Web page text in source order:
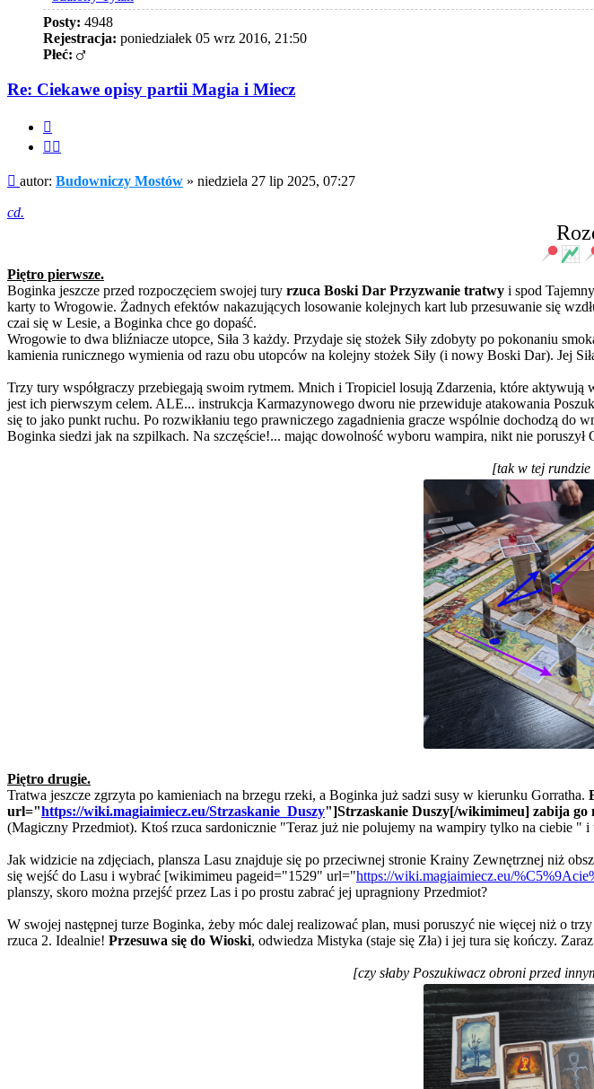
Posty: 4948
Rejestracja: poniedziałek 05 wrz 2016, 21:50
Płeć:
Re: Ciekawe opisy partii Magia i Miecz
Post
autor: Budowniczy Mostów » niedziela 27 lip 2025, 07:27
cd.
Piętro pierwsze.
Boginka jeszcze przed rozpoczęciem swojej tury rzuca Boski Dar Przyzwanie tratwy i spod
karty to Wrogowie. Żadnych efektów nakazujących losowanie kolejnych kart lub przesuwanie się
czai się w Lesie, a Boginka chce go dopaść.
Wrogowie to dwa bliźniacze utopce, Siła 3 każdy. Przydaje się stożek Siły zdobyty po pokonaniu
kamienia runicznego wymienia od razu obu utopców na kolejny stożek Siły (i nowy Boski Dar). Jej
Trzy tury współgraczy przebiegają swoim rytmem. Mnich i Tropiciel losują Zdarzenia, które
jest ich pierwszym celem. ALE... instrukcja Karmazynowego dworu nie przewiduje atakowania
się to jako punkt ruchu. Po rozwikłaniu tego prawniczego zagadnienia gracze wspólnie dochodzą
Boginka siedzi jak na szpilkach. Na szczęście!... mając dowolność wyboru wampira, nikt nie poruszył
[tak w tej
Piętro drugie.
Tratwa jeszcze zgrzyta po kamieniach na brzegu rzeki, a Boginka już sadzi susy w kierunku Gorratha.
url="https://wiki.magiaimiecz.eu/Strzaskanie_Duszy"]Strzaskanie Duszy[/wikimimeu] zabija go
(Magiczny Przedmiot). Ktoś rzuca sardonicznie "Teraz już nie polujemy na wampiry tylko na ciebie "
Jak widzicie na zdjęciach, plansza Lasu znajduje się po przeciwnej stronie Krainy Zewnętrznej niż
się wejść do Lasu i wybrać [wikimimeu pageid="1529" url="https://wiki.magiaimiecz.eu/
planszy, skoro można przejść przez Las i po prostu zabrać jej upragniony Przedmiot?
W swojej następnej turze Boginka, żeby móc dalej realizować plan, musi poruszyć nie więcej niż o
rzuca 2. Idealnie! Przesuwa się do Wioski, odwiedza Mistyka (staje się Zła) i jej tura się kończy.
[czy słaby Poszukiwacz obroni przed